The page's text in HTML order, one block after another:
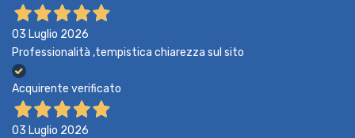
03 Luglio 2026
Professionalità ,tempistica chiarezza sul sito
Acquirente verificato
03 Luglio 2026